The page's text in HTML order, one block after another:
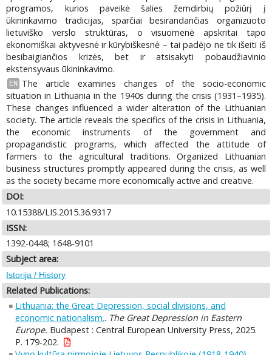
programos, kurios paveikė šalies žemdirbių požiūrį į
ūkininkavimo tradicijas, sparčiai besirandančias organizuoto
lietuviško verslo struktūras, o visuomenė apskritai tapo
ekonomiškai aktyvesnė ir kūrybiškesnė – tai padėjo ne tik išeiti iš
besibaigiančios krizės, bet ir atsisakyti pobaudžiavinio
ekstensyvaus ūkininkavimo.
EN
The article examines changes of the socio-economic
situation in Lithuania in the 1940s during the crisis (1931–1935).
These changes influenced a wider alteration of the Lithuanian
society. The article reveals the specifics of the crisis in Lithuania,
the economic instruments of the government and
propagandistic programs, which affected the attitude of
farmers to the agricultural traditions. Organized Lithuanian
business structures promptly appeared during the crisis, as well
as the society became more economically active and creative.
DOI:
10.15388/LIS.2015.36.9317
ISSN:
1392-0448; 1648-9101
Subject area:
Istorija / History
Related Publications:
Lithuania: the Great Depression, social divisions, and
economic nationalism.. The Great Depression in Eastern
Europe. Budapest : Central European University Press, 2025.
P. 179-202.